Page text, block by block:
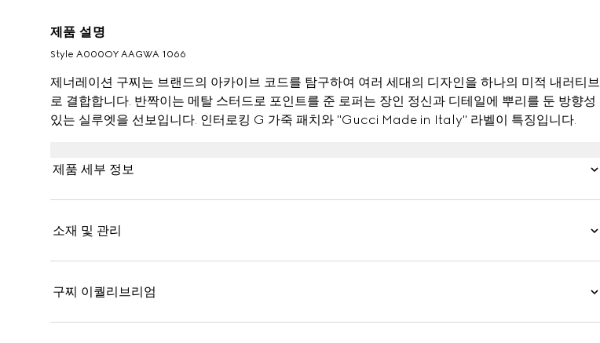
제품 설명
Style ‎A000OY AAGWA 1066
제너레이션 구찌는 브랜드의 아카이브 코드를 탐구하여 여러 세대의 디자인을 하나의 미적 내러티브
로 결합합니다. 반짝이는 메탈 스터드로 포인트를 준 로퍼는 장인 정신과 디테일에 뿌리를 둔 방향성
있는 실루엣을 선보입니다. 인터로킹 G 가죽 패치와 "Gucci Made in Italy" 라벨이 특징입니다.
제품 세부 정보
소재 및 관리
구찌 이퀄리브리엄